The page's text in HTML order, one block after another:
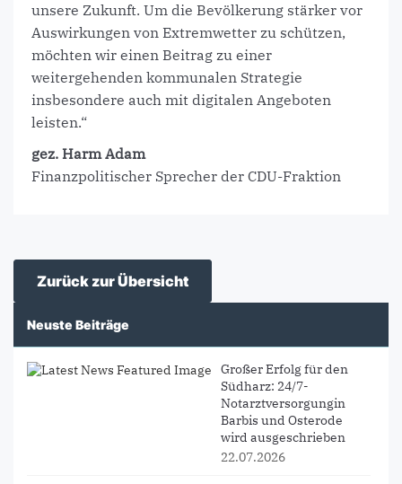
unsere Zukunft. Um die Bevölkerung stärker vor
Auswirkungen von Extremwetter zu schützen,
möchten wir einen Beitrag zu einer
weitergehenden kommunalen Strategie
insbesondere auch mit digitalen Angeboten
leisten.“
gez. Harm Adam
Finanzpolitischer Sprecher der CDU-Fraktion
Zurück zur Übersicht
Neuste Beiträge
Großer Erfolg für den
Südharz: 24/7-
Notarztversorgungin
Barbis und Osterode
wird ausgeschrieben
22.07.2026